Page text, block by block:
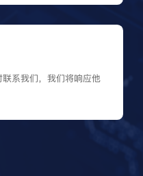
系我们，我们将响应他